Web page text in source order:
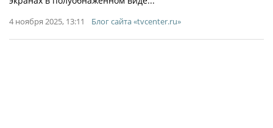
4 ноября 2025, 13:11 Блог сайта «tvcenter.ru»